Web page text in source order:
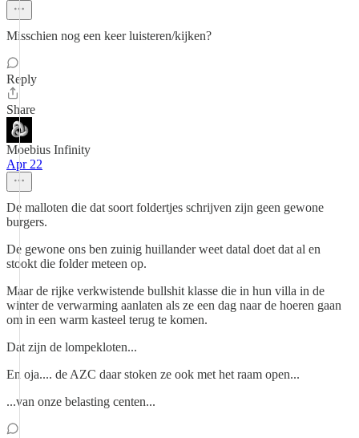
Misschien nog een keer luisteren/kijken?
Reply
Share
Moebius Infinity
Apr 22
De malloten die dat soort foldertjes schrijven zijn geen gewone
burgers.
De gewone ons ben zuinig huillander weet datal doet dat al en
stookt die folder meteen op.
Maar de rijke verkwistende bullshit klasse die in hun villa in de
winter de verwarming aanlaten als ze een dag naar de hoeren gaan
om in een warm kasteel terug te komen.
Dat zijn de lompekloten...
En oja.... de AZC daar stoken ze ook met het raam open...
...van onze belasting centen...